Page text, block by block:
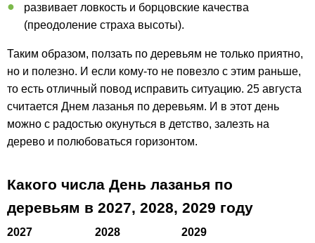
развивает ловкость и борцовские качества
(преодоление страха высоты).
Таким образом, ползать по деревьям не только приятно,
но и полезно. И если кому-то не повезло с этим раньше,
то есть отличный повод исправить ситуацию. 25 августа
считается Днем лазанья по деревьям. И в этот день
можно с радостью окунуться в детство, залезть на
дерево и полюбоваться горизонтом.
Какого числа День лазанья по
деревьям в 2027, 2028, 2029 году
2027 2028 2029